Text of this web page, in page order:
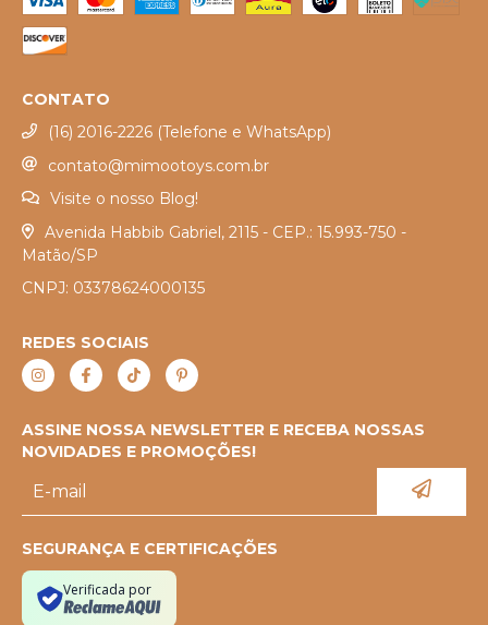
CONTATO
(16) 2016-2226 (Telefone e WhatsApp)
contato@mimootoys.com.br
Visite o nosso Blog!
Avenida Habbib Gabriel, 2115 - CEP.: 15.993-750 -
Matão/SP
CNPJ: 03378624000135
REDES SOCIAIS
ASSINE NOSSA NEWSLETTER E RECEBA NOSSAS
NOVIDADES E PROMOÇÕES!
SEGURANÇA E CERTIFICAÇÕES
Verificada por